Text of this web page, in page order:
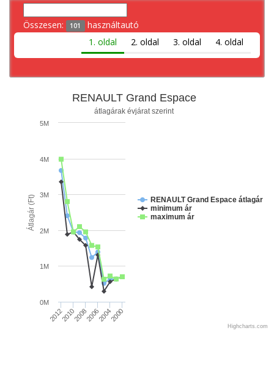
Összesen: 101
használtautó
1. oldal
2. oldal 3. oldal 4. oldal
Átlagár (Ft)
RENAULT Grand Espace
átlagárak évjárat szerint
RENAULT Grand Espace átlagár
minimum ár
maximum ár
201220102008200620042000
0M
1M
2M
3M
4M
5M
Highcharts.com